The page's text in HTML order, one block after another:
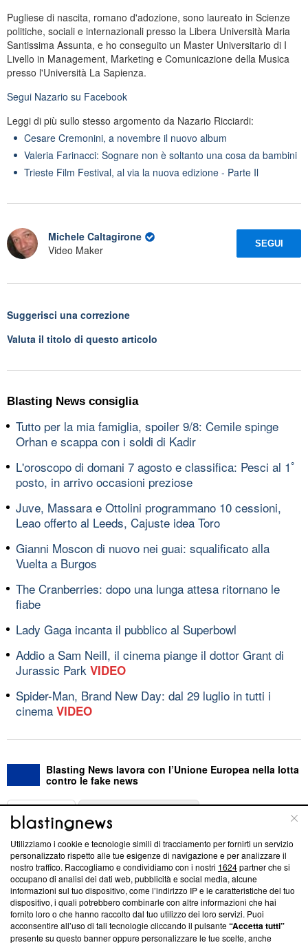
Pugliese di nascita, romano d'adozione, sono laureato in Scienze
politiche, sociali e internazionali presso la Libera Università Maria
Santissima Assunta, e ho conseguito un Master Universitario di I
Livello in Management, Marketing e Comunicazione della Musica
presso l'Università La Sapienza.
Segui Nazario su Facebook
Leggi di più sullo stesso argomento da Nazario Ricciardi:
Cesare Cremonini, a novembre il nuovo album
Valeria Farinacci: Sognare non è soltanto una cosa da bambini
Trieste Film Festival, al via la nuova edizione - Parte Il
Michele Caltagirone
Video Maker
SEGUI
Suggerisci una correzione
Valuta il titolo di questo articolo
Blasting News consiglia
Tutto per la mia famiglia, spoiler 9/8: Cemile spinge
Orhan e scappa con i soldi di Kadir
L'oroscopo di domani 7 agosto e classifica: Pesci al 1ﾟ
posto, in arrivo occasioni preziose
Juve, Massara e Ottolini programmano 10 cessioni,
Leao offerto al Leeds, Cajuste idea Toro
Gianni Moscon di nuovo nei guai: squalificato alla
Vuelta a Burgos
The Cranberries: dopo una lunga attesa ritornano le
fiabe
Lady Gaga incanta il pubblico al Superbowl
Addio a Sam Neill, il cinema piange il dottor Grant di
Jurassic Park VIDEO
Spider-Man, Brand New Day: dal 29 luglio in tutti i
cinema VIDEO
Blasting News lavora con l’Unione Europea nella lotta
contro le fake news
ABOUT
Questa sezione offre informazioni trasparenti su Blasting
News, sui nostri processi editoriali e su come ci impegniamo a
creare news di qualità. Inoltre, afferma la nostra aderenza a
‘Trust Project - News with Integrity’Blasting News non è
ancora membro del programma, ma ha richiesto di farne
parte; Trust Project non ha ancora effettuato una verifica di
conformità agli standard.
Utilizziamo i cookie e tecnologie simili di tracciamento per fornirti un servizio
personalizzato rispetto alle tue esigenze di navigazione e per analizzare il
nostro traffico. Raccogliamo e condividiamo con i nostri 1624partner che si
occupano di analisi dei dati web, pubblicità e social media, alcune
informazioni sul tuo dispositivo, come l’indirizzo IP e le caratteristiche del tuo
dispositivo, i quali potrebbero combinarle con altre informazioni che hai
fornito loro o che hanno raccolto dal tuo utilizzo dei loro servizi. Puoi
acconsentire all’uso di tali tecnologie cliccando il pulsante“Accetta tutti”
presente su questo banner oppure personalizzare le tue scelte, anche